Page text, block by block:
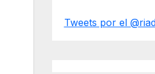
Tweets por el